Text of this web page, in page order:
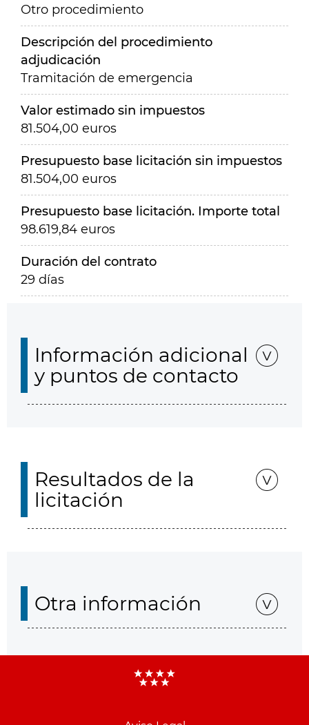
Otro procedimiento
Descripción del procedimiento
adjudicación
Tramitación de emergencia
Valor estimado sin impuestos
81.504,00 euros
Presupuesto base licitación sin impuestos
81.504,00 euros
Presupuesto base licitación. Importe total
98.619,84 euros
Duración del contrato
29 días
Información adicional
y puntos de contacto
Resultados de la
licitación
Otra información